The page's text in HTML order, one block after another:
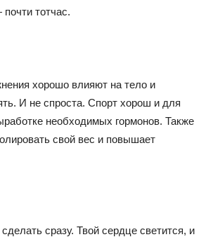
тотчас.
хорошо влияют на тело и
И не спроста. Спорт хорош и для
необходимых гормонов. Также
свой вес и повышает
сразу. Твой сердце светится, и